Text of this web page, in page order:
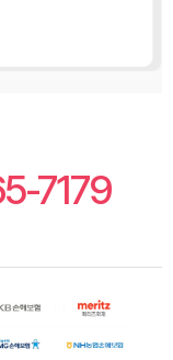
7179